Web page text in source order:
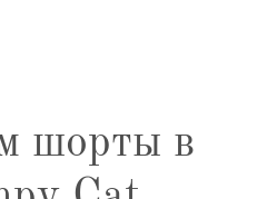
шорты в